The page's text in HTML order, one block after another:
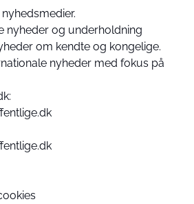
nyheder og underholdning
om kendte og kongelige.
nyheder med fokus på